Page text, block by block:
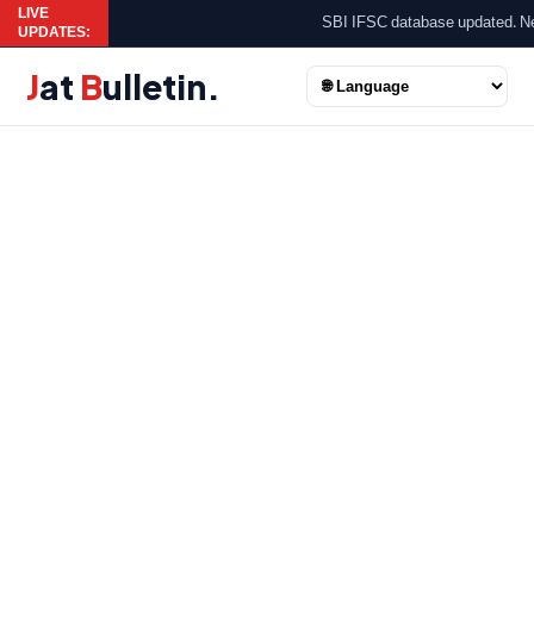
LIVE
UPDATES:
SBI IFSC database updated. New
Jat Bulletin.